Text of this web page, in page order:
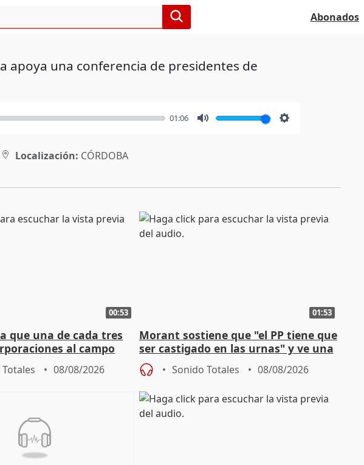
Abonados
apoya una conferencia de presidentes de
01:06
Localización: CÓRDOBA
00:53
que una de cada tres
al campo
jóvenes
08/08/2026
01:53
Morant sostiene que "el PP tiene que
ser castigado en las urnas" y ve una
"pulsión de cambio"
Sonido Totales 08/08/2026